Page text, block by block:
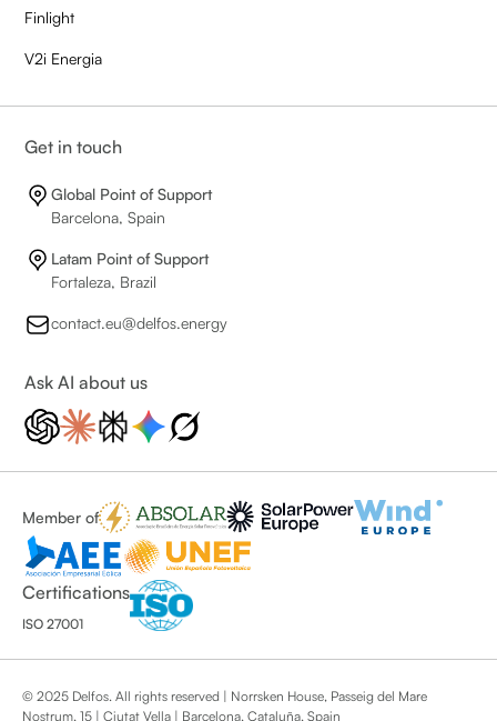
Finlight
V2i Energia
Get in touch
Global Point of Support
Barcelona, Spain
Latam Point of Support
Fortaleza, Brazil
contact.eu@delfos.energy
Ask AI about us
Member of
Certifications
ISO 27001
© 2025 Delfos. All rights reserved | Norrsken House, Passeig del Mare
Nostrum, 15 | Ciutat Vella | Barcelona, Cataluña, Spain